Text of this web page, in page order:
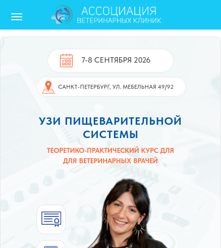
УЗИ ПИЩЕВАРИТЕЛЬНОЙ
СИСТЕМЫ
ТЕОРЕТИКО-ПРАКТИЧЕСКИЙ КУРС ДЛЯ
ДЛЯ ВЕТЕРИНАРНЫХ ВРАЧЕЙ
7-8 СЕНТЯБРЯ 2026
САНКТ-ПЕТЕРБУРГ, УЛ. МЕБЕЛЬНАЯ 49/92